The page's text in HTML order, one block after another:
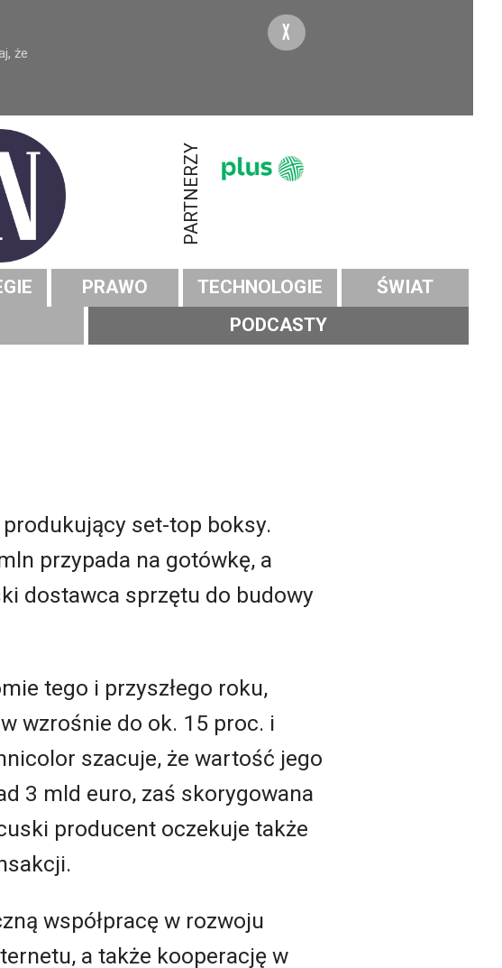
że
X
PARTNERZY
PRAWO TECHNOLOGIE
ŚWIAT
PODCASTY
produkujący set-top boksy.
przypada na gotówkę, a
dostawca sprzętu do budowy
tego i przyszłego roku,
wzrośnie do ok. 15 proc. i
szacuje, że wartość jego
3 mld euro, zaś skorygowana
producent oczekuje także
współpracę w rozwoju
a także kooperację w